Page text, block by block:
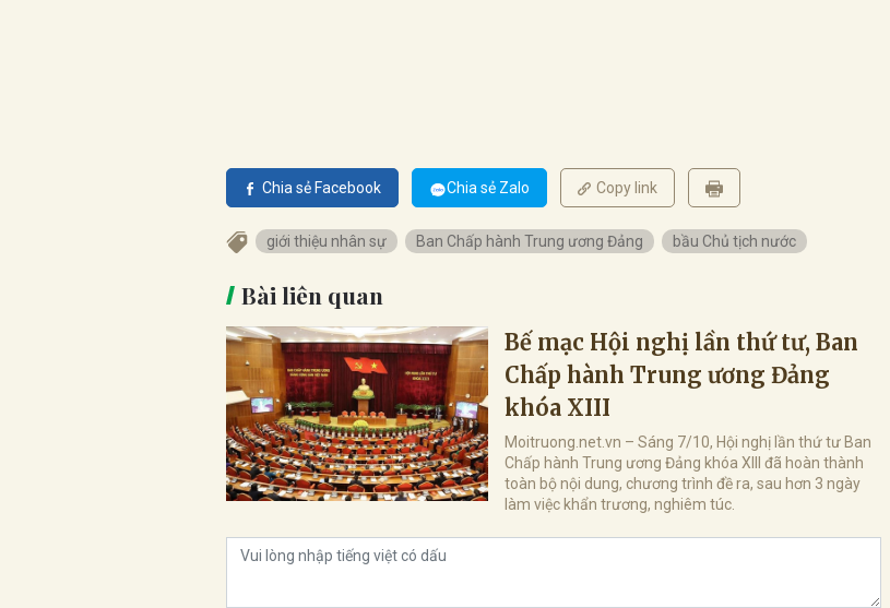
Chia sẻ Facebook Chia sẻ Zalo Copy link
giới thiệu nhân sự Ban Chấp hành Trung ương Đảng bầu Chủ tịch nước
Bài liên quan
Bế mạc Hội nghị lần thứ tư, Ban
Chấp hành Trung ương Đảng
khóa XIII
Moitruong.net.vn – Sáng 7/10, Hội nghị lần thứ tư Ban
Chấp hành Trung ương Đảng khóa XIII đã hoàn thành
toàn bộ nội dung, chương trình đề ra, sau hơn 3 ngày
làm việc khẩn trương, nghiêm túc.